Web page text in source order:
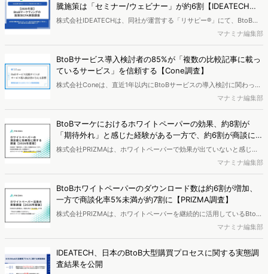
騰施策は「セミナー/ウェビナー」が約6割【IDEATECH調
査】
株式会社IDEATECHは、同社が運営する「リサピー®️」にて、BtoB企
業に勤めるマーケティング担当者を対象に、【2026年版】BtoBマー
ケティングの施策別CPA実態調査を実施し、結果を公開しました。
マナミナ編集部
BtoBサービス導入検討者の85%が「複数の比較記事に載っ
ているサービス」を信頼する【Cone調査】
株式会社Coneは、直近1年以内にBtoBサービスの導入検討に関わった
会社員の方を対象に、サービス選定時のオンライン行動実態を調査
し、結果を公開しました。
マナミナ編集部
BtoBマーケにおけるホワイトペーパーの効果、約8割が
「期待外れ」と感じた経験がある一方で、約6割が商談に至
った経験あり【PRIZMA調査】
株式会社PRIZMAは、ホワイトペーパーで効果が出ていないと感じて
いる、または活用を検討しているBtoBマーケターを対象に、ホワイト
ペーパーの満足度と効果性について調査を実施し、結果を公開しまし
た。
マナミナ編集部
BtoBホワイトペーパーのダウンロード数は約6割が増加、
一方で商談化率5%未満が約7割に【PRIZMA調査】
株式会社PRIZMAは、ホワイトペーパーを継続的に活用しているBtoB
マーケターを対象に ホワイトペーパー活用の実態調査（2026年
版）」を実施し、結果を公開しました。
マナミナ編集部
IDEATECH、日本のBtoB大型購買プロセスに関する実態調
査結果を公開